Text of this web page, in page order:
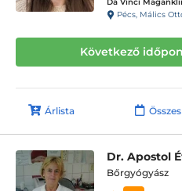
Pécs, Málics
Következő
Árlista
Dr. Apostol
Bőrgyógyász